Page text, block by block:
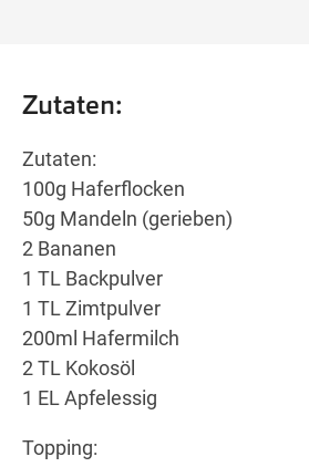
Zutaten:
Zutaten:
100g Haferflocken
50g Mandeln (gerieben)
2 Bananen
1 TL Backpulver
1 TL Zimtpulver
200ml Hafermilch
2 TL Kokosöl
1 EL Apfelessig
Topping: